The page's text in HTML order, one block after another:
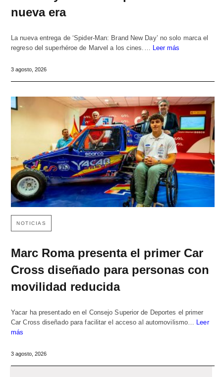
nueva era
La nueva entrega de ‘Spider-Man: Brand New Day’ no solo marca el
regreso del superhéroe de Marvel a los cines.…
Leer más
3 agosto, 2026
NOTICIAS
Marc Roma presenta el primer Car
Cross diseñado para personas con
movilidad reducida
Yacar ha presentado en el Consejo Superior de Deportes el primer
Car Cross diseñado para facilitar el acceso al automovilismo… Leer
más
3 agosto, 2026